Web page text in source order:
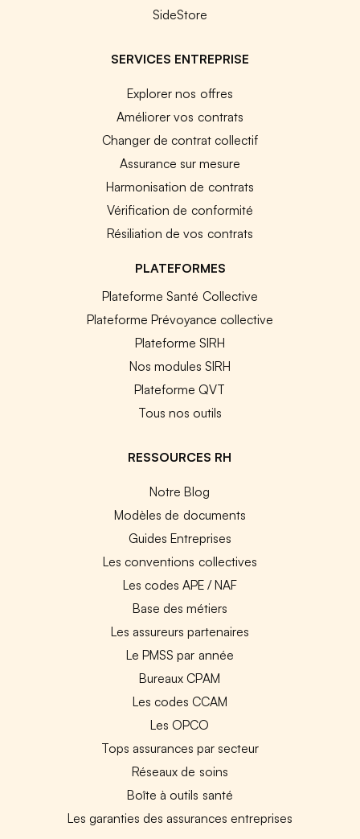
SideStore
SERVICES ENTREPRISE
Explorer nos offres
Améliorer vos contrats
Changer de contrat collectif
Assurance sur mesure
Harmonisation de contrats
Vérification de conformité
Résiliation de vos contrats
PLATEFORMES
Plateforme Santé Collective
Plateforme Prévoyance collective
Plateforme SIRH
Nos modules SIRH
Plateforme QVT
Tous nos outils
RESSOURCES RH
Notre Blog
Modèles de documents
Guides Entreprises
Les conventions collectives
Les codes APE / NAF
Base des métiers
Les assureurs partenaires
Le PMSS par année
Bureaux CPAM
Les codes CCAM
Les OPCO
Tops assurances par secteur
Réseaux de soins
Boîte à outils santé
Les garanties des assurances entreprises